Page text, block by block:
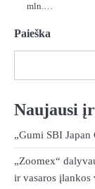
mln.…
Paieška
Naujausi
„Gumi SBI
„Zoomex“
ir vasaros įlankos